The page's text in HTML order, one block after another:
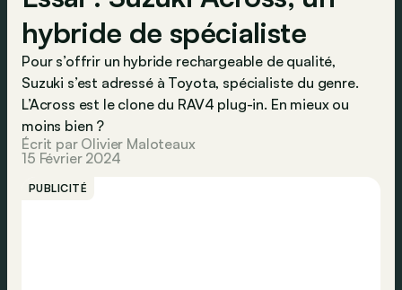
hybride de spécialiste
Pour s’offrir un hybride rechargeable de qualité,
Suzuki s’est adressé à Toyota, spécialiste du genre.
L’Across est le clone du RAV4 plug-in. En mieux ou
moins bien ?
Écrit par Olivier Maloteaux
15 Février 2024
PUBLICITÉ